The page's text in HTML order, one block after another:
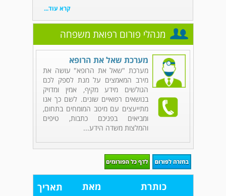
קרא עוד...
מנהלי פורום רפואת משפחה
מערכת שאל את הרופא
מערכת "שאל את הרופא" עושה את
מירב המאמצים על מנת לספק לכם
הגולשים מידע מקיף, אמין ומדויק
בנושאים רפואיים שונים. לשם כך אנו
מתייעצים עם מיטב המומחים בתחום,
ומביאים בפניכם כתבות, טיפים
והמלצות משדה הידע...
כותרת מאת תאריך